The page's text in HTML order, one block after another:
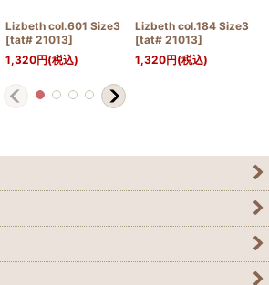
Lizbeth col.601 Size3
[tat# 21013]
1,320円(税込)
Lizbeth col.184 Size3
[tat# 21013]
1,320円(税込)